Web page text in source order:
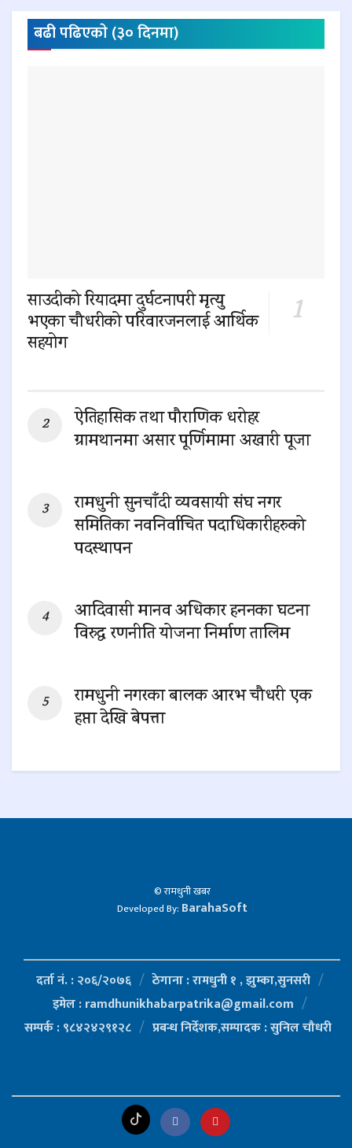
बढी पढिएकाे (३० दिनमा)
साउदीको रियादमा दुर्घटनापरी मृत्यु
भएका चौधरीको परिवारजनलाई आर्थिक
सहयोग
ऐतिहासिक तथा पौराणिक धरोहर
ग्रामथानमा असार पूर्णिमामा अखारी पूजा
रामधुनी सुनचाँदी व्यवसायी संघ नगर
समितिका नवनिर्वाचित पदाधिकारीहरुको
पदस्थापन
आदिवासी मानव अधिकार हननका घटना
विरुद्ध रणनीति योजना निर्माण तालिम
रामधुनी नगरका बालक आरभ चौधरी एक
हप्ता देखि बेपत्ता
© रामधुनी खबर
Developed By: BarahaSoft
दर्ता नं. : २०६/२०७६
ठेगाना : रामधुनी १ , झुम्का,सुनसरी
इमेल : ramdhunikhabarpatrika@gmail.com
सम्पर्क : ९८४२४२९१२८
प्रबन्ध निर्देशक,सम्पादक : सुनिल चौधरी